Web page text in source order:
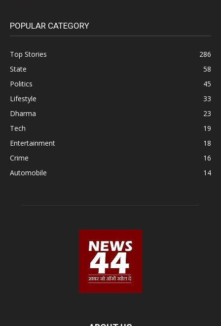
POPULAR CATEGORY
Top Stories
286
State
58
Politics
45
Lifestyle
33
Dharma
23
Tech
19
Entertainment
18
Crime
16
Automobile
14